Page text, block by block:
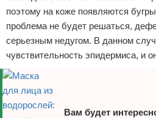
поэтому на коже появляются
проблема не будет решаться,
серьезным недугом. В данном
чувствительность эпидермиса, и
Вам будет